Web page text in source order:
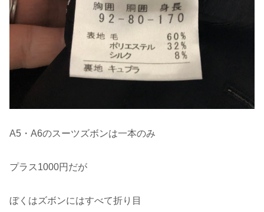
A5・A6のスーツズボンは一本のみ
プラス1000円だが
ぼくはズボンにはすべて折り目